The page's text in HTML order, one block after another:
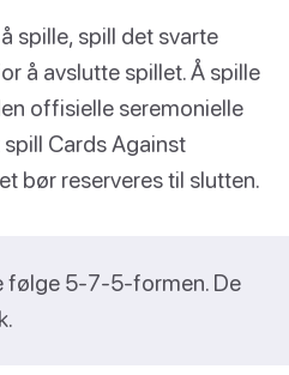
spille, spill det svarte
å avslutte spillet. Å spille
offisielle seremonielle
Cards Against
bør reserveres til slutten.
følge 5-7-5-formen. De